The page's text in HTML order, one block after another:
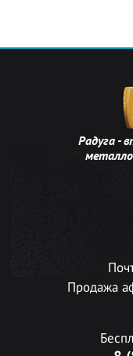
Радуга -
Продажа